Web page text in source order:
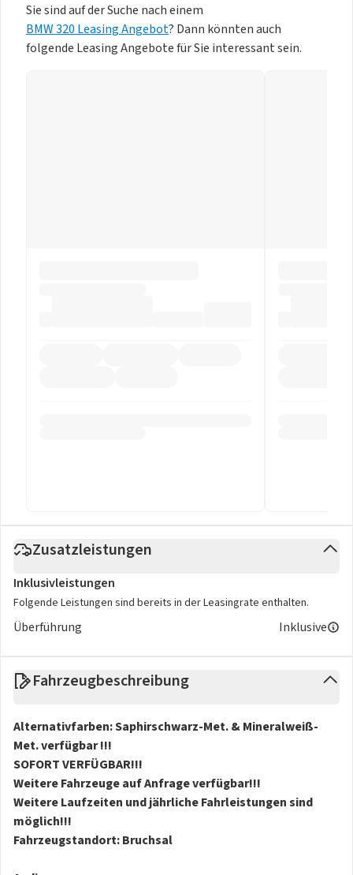
Sie sind auf der Suche nach einem
BMW 320 Leasing Angebot? Dann könnten auch
folgende Leasing Angebote für Sie interessant sein.
Zusatzleistungen
Inklusivleistungen
Folgende Leistungen sind bereits in der Leasingrate enthalten.
Überführung Inklusive
Fahrzeugbeschreibung
Alternativfarben: Saphirschwarz-Met. & Mineralweiß-
Met. verfügbar !!!
SOFORT VERFÜGBAR!!!
Weitere Fahrzeuge auf Anfrage verfügbar!!!
Weitere Laufzeiten und jährliche Fahrleistungen sind
möglich!!!
Fahrzeugstandort: Bruchsal